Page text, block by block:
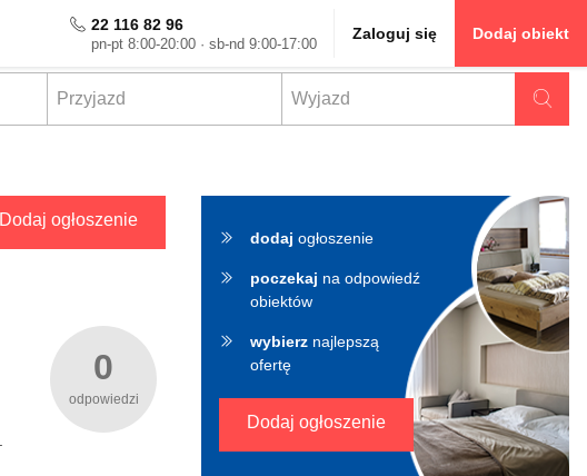
22 116 82 96
pn-pt 8:00-20:00 · sb-nd 9:00-17:00
Zaloguj się Dodaj obiekt
Dodaj ogłoszenie
0
odpowiedzi
dodaj ogłoszenie
poczekaj na odpowiedź
obiektów
wybierz najlepszą
ofertę
Dodaj ogłoszenie